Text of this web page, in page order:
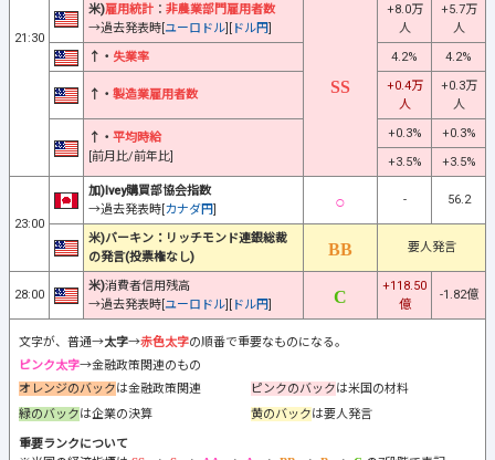
21:30
米)雇用統計 ： 非農業部門雇用者数
→過去発表時[ユーロドル][ ドル円]
+8.0万
人
+5.7万
人
↑・ 失業率 4.2% 4.2%
↑・ 製造業雇用者数
+0.4万
人
+0.3万
人
↑・ 平均時給
[前月比/前年比]
+0.3%
+0.3%
+3.5%
+3.5%
23:00
加)Ivey購買部協会指数
→過去発表時[カナダ円]
- 56.2
米)バーキン：リッチモンド連銀総裁
の発言(投票権なし)
要人発言
28:00
米)消費者信用残高
→過去発表時[ユーロドル][ ドル円]
+118.50
億
-1.82億
文字が、普通→太字→赤色太字の順番で重要なものになる。
ピンク太字→金融政策関連のもの
オレンジのバックは金融政策関連 ピンクのバックは米国の材料
緑のバックは企業の決算 黄のバックは要人発言
重要ランクについて